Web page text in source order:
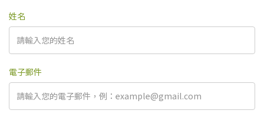
姓名
電子郵件